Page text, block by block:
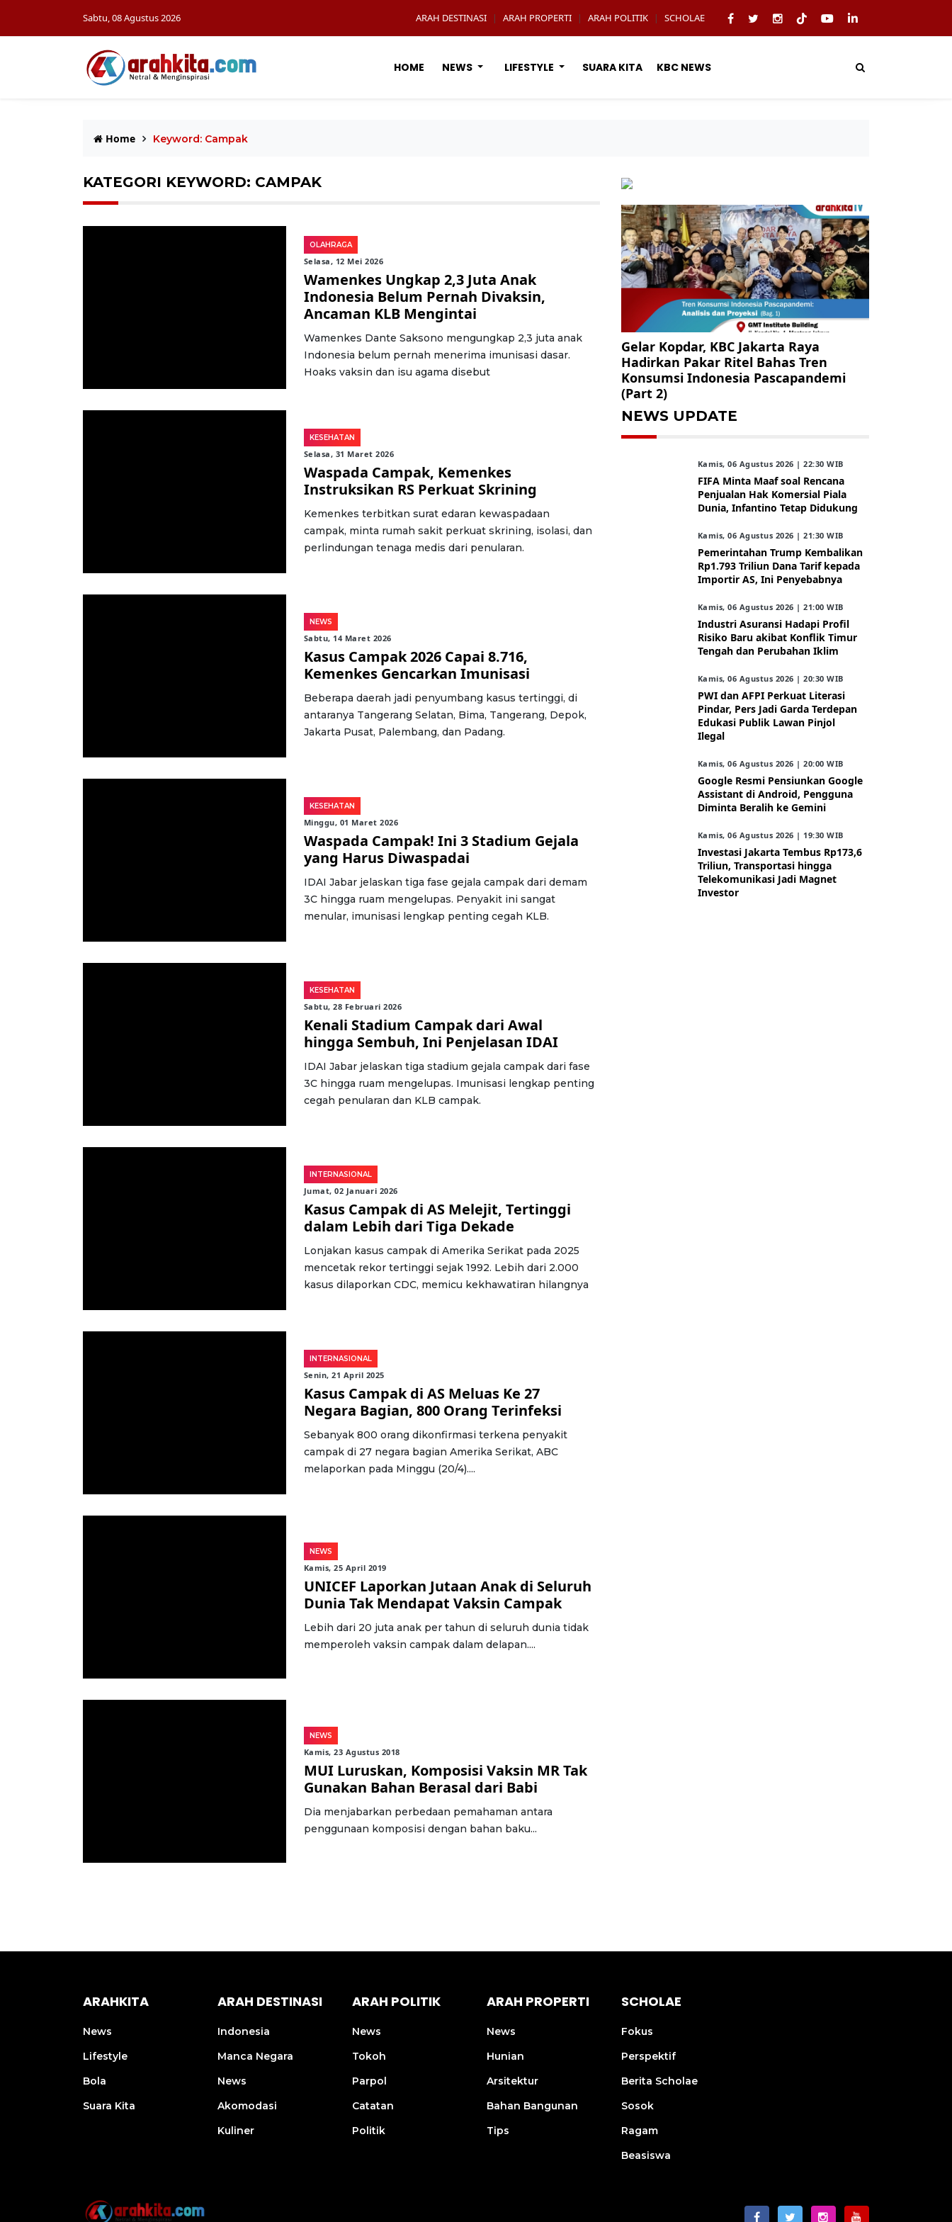
Sabtu, 08 Agustus 2026 ARAH DESTINASI | ARAH PROPERTI | ARAH POLITIK | SCHOLAE
HOME NEWS LIFESTYLE SUARA KITA KBC NEWS
Home Keyword: Campak
KATEGORI KEYWORD: CAMPAK
OLAHRAGA
Selasa, 12 Mei 2026
Wamenkes Ungkap 2,3 Juta Anak
Indonesia Belum Pernah Divaksin,
Ancaman KLB Mengintai
Wamenkes Dante Saksono mengungkap 2,3 juta anak
Indonesia belum pernah menerima imunisasi dasar.
Hoaks vaksin dan isu agama disebut
KESEHATAN
Selasa, 31 Maret 2026
Waspada Campak, Kemenkes
Instruksikan RS Perkuat Skrining
Kemenkes terbitkan surat edaran kewaspadaan
campak, minta rumah sakit perkuat skrining, isolasi, dan
perlindungan tenaga medis dari penularan.
NEWS
Sabtu, 14 Maret 2026
Kasus Campak 2026 Capai 8.716,
Kemenkes Gencarkan Imunisasi
Beberapa daerah jadi penyumbang kasus tertinggi, di
antaranya Tangerang Selatan, Bima, Tangerang, Depok,
Jakarta Pusat, Palembang, dan Padang.
KESEHATAN
Minggu, 01 Maret 2026
Waspada Campak! Ini 3 Stadium Gejala
yang Harus Diwaspadai
IDAI Jabar jelaskan tiga fase gejala campak dari demam
3C hingga ruam mengelupas. Penyakit ini sangat
menular, imunisasi lengkap penting cegah KLB.
KESEHATAN
Sabtu, 28 Februari 2026
Kenali Stadium Campak dari Awal
hingga Sembuh, Ini Penjelasan IDAI
IDAI Jabar jelaskan tiga stadium gejala campak dari fase
3C hingga ruam mengelupas. Imunisasi lengkap penting
cegah penularan dan KLB campak.
INTERNASIONAL
Jumat, 02 Januari 2026
Kasus Campak di AS Melejit, Tertinggi
dalam Lebih dari Tiga Dekade
Lonjakan kasus campak di Amerika Serikat pada 2025
mencetak rekor tertinggi sejak 1992. Lebih dari 2.000
kasus dilaporkan CDC, memicu kekhawatiran hilangnya
INTERNASIONAL
Senin, 21 April 2025
Kasus Campak di AS Meluas Ke 27
Negara Bagian, 800 Orang Terinfeksi
Sebanyak 800 orang dikonfirmasi terkena penyakit
campak di 27 negara bagian Amerika Serikat, ABC
melaporkan pada Minggu (20/4)....
NEWS
Kamis, 25 April 2019
UNICEF Laporkan Jutaan Anak di Seluruh
Dunia Tak Mendapat Vaksin Campak
Lebih dari 20 juta anak per tahun di seluruh dunia tidak
memperoleh vaksin campak dalam delapan....
NEWS
Kamis, 23 Agustus 2018
MUI Luruskan, Komposisi Vaksin MR Tak
Gunakan Bahan Berasal dari Babi
Dia menjabarkan perbedaan pemahaman antara
penggunaan komposisi dengan bahan baku...
Gelar Kopdar, KBC Jakarta Raya
Hadirkan Pakar Ritel Bahas Tren
Konsumsi Indonesia Pascapandemi
(Part 2)
NEWS UPDATE
Kamis, 06 Agustus 2026 | 22:30 WIB
FIFA Minta Maaf soal Rencana
Penjualan Hak Komersial Piala
Dunia, Infantino Tetap Didukung
Kamis, 06 Agustus 2026 | 21:30 WIB
Pemerintahan Trump Kembalikan
Rp1.793 Triliun Dana Tarif kepada
Importir AS, Ini Penyebabnya
Kamis, 06 Agustus 2026 | 21:00 WIB
Industri Asuransi Hadapi Profil
Risiko Baru akibat Konflik Timur
Tengah dan Perubahan Iklim
Kamis, 06 Agustus 2026 | 20:30 WIB
PWI dan AFPI Perkuat Literasi
Pindar, Pers Jadi Garda Terdepan
Edukasi Publik Lawan Pinjol
Ilegal
Kamis, 06 Agustus 2026 | 20:00 WIB
Google Resmi Pensiunkan Google
Assistant di Android, Pengguna
Diminta Beralih ke Gemini
Kamis, 06 Agustus 2026 | 19:30 WIB
Investasi Jakarta Tembus Rp173,6
Triliun, Transportasi hingga
Telekomunikasi Jadi Magnet
Investor
ARAHKITA
News
Lifestyle
Bola
Suara Kita
ARAH DESTINASI
Indonesia
Manca Negara
News
Akomodasi
Kuliner
ARAH POLITIK
News
Tokoh
Parpol
Catatan
Politik
ARAH PROPERTI
News
Hunian
Arsitektur
Bahan Bangunan
Tips
SCHOLAE
Fokus
Perspektif
Berita Scholae
Sosok
Ragam
Beasiswa